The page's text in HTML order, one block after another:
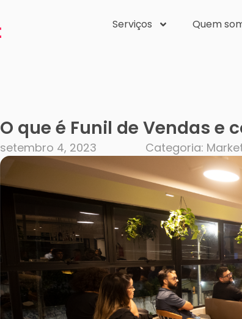
Serviços Quem
O que é Funil de Vendas
setembro 4, 2023 Categoria: